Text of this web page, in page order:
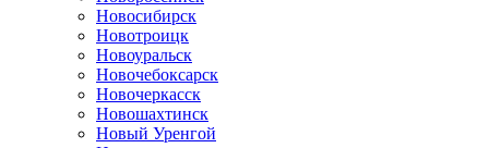
Новосибирск
Новотроицк
Новоуральск
Новочебоксарск
Новочеркасск
Новошахтинск
Новый Уренгой